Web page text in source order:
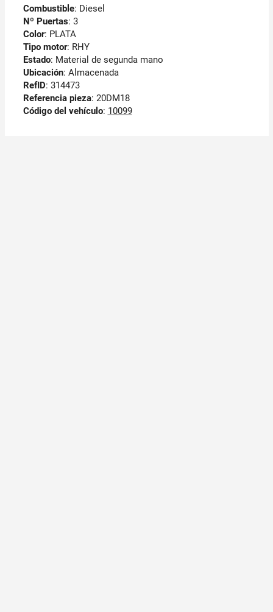
Combustible: Diesel
Nº Puertas: 3
Color: PLATA
Tipo motor: RHY
Estado: Material de segunda mano
Ubicación: Almacenada
RefID: 314473
Referencia pieza: 20DM18
Código del vehículo: 10099